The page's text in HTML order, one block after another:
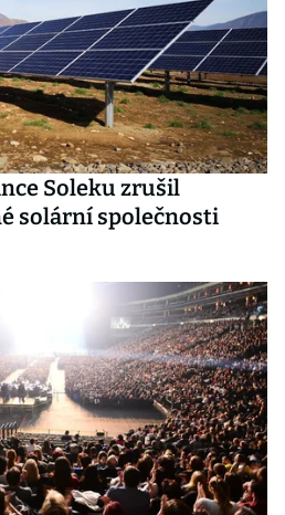
Soleku zrušil
solární společnosti